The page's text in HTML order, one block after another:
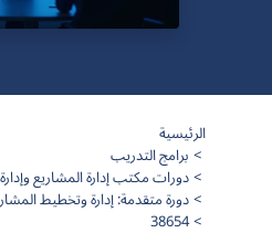
الرئيسية
برامج التدريب
دورات مكتب إدارة المشاريع
دورة متقدمة: إدارة وتخطيط
38654